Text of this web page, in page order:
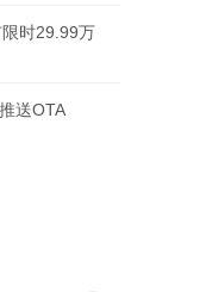
时29.99万
送OTA